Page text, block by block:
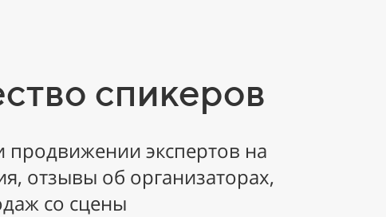
спикеров
экспертов на
отзывы об организаторах,
со сцены